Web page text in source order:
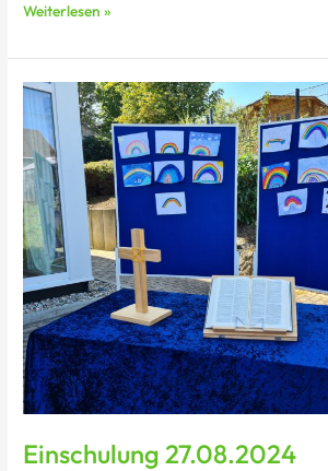
Weiterlesen »
Einschulung 27.08.2024
Einschulung
27.08.2024